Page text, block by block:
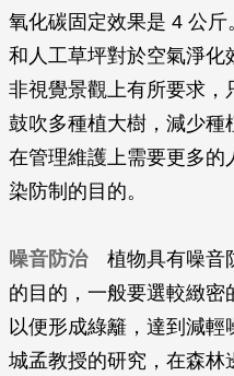
氧化碳固定效果是 4 公
和人工草坪對於空氣淨化
非視覺景觀上有所要求，
鼓吹多種植大樹，減少種
在管理維護上需要更多的
染防制的目的。
噪音防治植物具有噪音
的目的，一般要選較緻密
以便形成綠籬，達到減
城孟教授的研究，在森林